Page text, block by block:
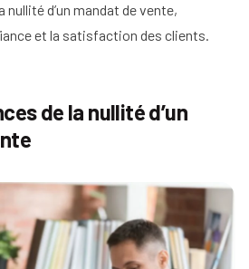
d’un mandat de vente,
et la satisfaction des clients.
de la nullité d’un